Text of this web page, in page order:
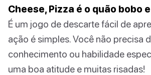
Cheese, Pizza é o quão bobo
É um jogo de descarte fácil de
ação é simples. Você não precisa
conhecimento ou habilidade
uma boa atitude e muitas risadas!